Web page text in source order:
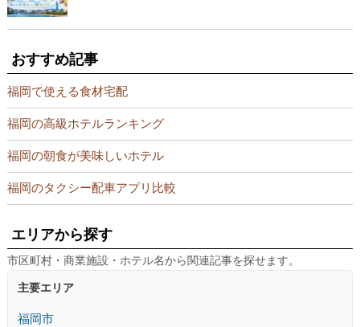
おすすめ記事
福岡で使える食材宅配
福岡の高級ホテルランキング
福岡の朝食が美味しいホテル
福岡のタクシー配車アプリ比較
エリアから探す
市区町村・商業施設・ホテル名から関連記事を探せます。
主要エリア
福岡市